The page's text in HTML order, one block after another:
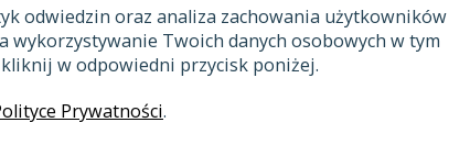
odwiedzin oraz analiza zachowania użytkowników
wykorzystywanie Twoich danych osobowych w tym
w odpowiedni przycisk poniżej.
Prywatności.
najnowsze hasła
ostatnio zmodyfikowane